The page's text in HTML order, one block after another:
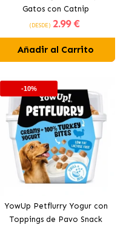
Gatos con Catnip
(DESDE) 2.99 €
Añadir al Carrito
-10%
YowUp Petflurry Yogur con
Toppings de Pavo Snack